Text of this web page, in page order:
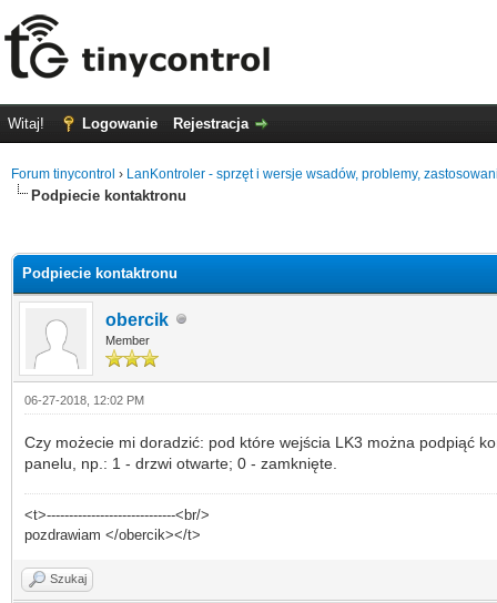
Witaj! Logowanie Rejestracja
Forum tinycontrol › LanKontroler - sprzęt i wersje wsadów, problemy,
Podpiecie kontaktronu
Podpiecie kontaktronu
obercik
Member
06-27-2018, 12:02 PM
Czy możecie mi doradzić: pod które wejścia LK3 można podpiąć
panelu, np.: 1 - drzwi otwarte; 0 - zamknięte.
<t>-----------------------------<br/>
pozdrawiam </obercik></t>
Szukaj